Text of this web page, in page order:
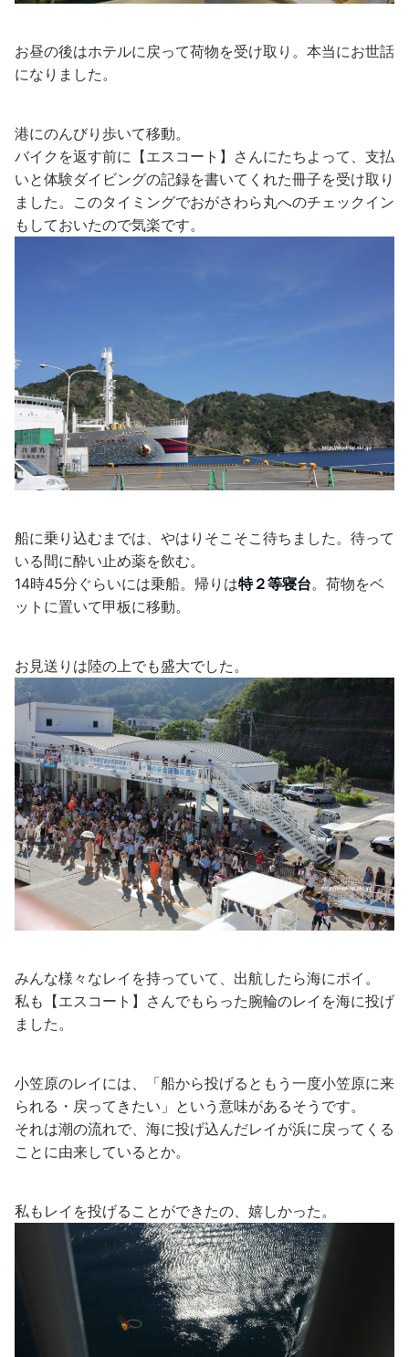
お昼の後はホテルに戻って荷物を受け取り。本当にお世話
になりました。
港にのんびり歩いて移動。
バイクを返す前に【エスコート】さんにたちよって、支払
いと体験ダイビングの記録を書いてくれた冊子を受け取り
ました。このタイミングでおがさわら丸へのチェックイン
もしておいたので気楽です。
船に乗り込むまでは、やはりそこそこ待ちました。待って
いる間に酔い止め薬を飲む。
14時45分ぐらいには乗船。帰りは特２等寝台。荷物をベ
ットに置いて甲板に移動。
お見送りは陸の上でも盛大でした。
みんな様々なレイを持っていて、出航したら海にポイ。
私も【エスコート】さんでもらった腕輪のレイを海に投げ
ました。
小笠原のレイには、「船から投げるともう一度小笠原に来
られる・戻ってきたい」という意味があるそうです。
それは潮の流れで、海に投げ込んだレイが浜に戻ってくる
ことに由来しているとか。
私もレイを投げることができたの、嬉しかった。